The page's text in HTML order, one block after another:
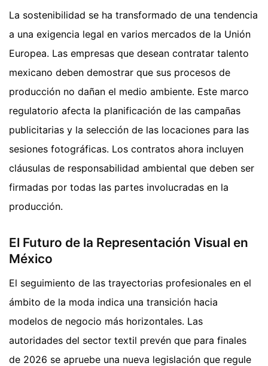
La sostenibilidad se ha transformado de una tendencia
a una exigencia legal en varios mercados de la Unión
Europea. Las empresas que desean contratar talento
mexicano deben demostrar que sus procesos de
producción no dañan el medio ambiente. Este marco
regulatorio afecta la planificación de las campañas
publicitarias y la selección de las locaciones para las
sesiones fotográficas. Los contratos ahora incluyen
cláusulas de responsabilidad ambiental que deben ser
firmadas por todas las partes involucradas en la
producción.
El Futuro de la Representación Visual en
México
El seguimiento de las trayectorias profesionales en el
ámbito de la moda indica una transición hacia
modelos de negocio más horizontales. Las
autoridades del sector textil prevén que para finales
de 2026 se apruebe una nueva legislación que regule